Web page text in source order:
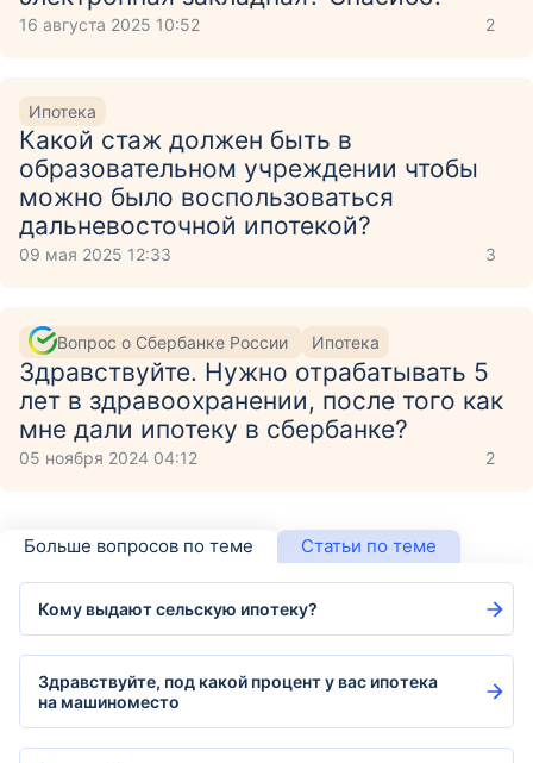
16 августа 2025 10:52 2
Ипотека
Какой стаж должен быть в
образовательном учреждении чтобы
можно было воспользоваться
дальневосточной ипотекой?
09 мая 2025 12:33 3
Вопрос о Сбербанке России Ипотека
Здравствуйте. Нужно отрабатывать 5
лет в здравоохранении, после того как
мне дали ипотеку в сбербанке?
05 ноября 2024 04:12 2
Больше вопросов по теме Статьи по теме
Кому выдают сельскую ипотеку?
Здравствуйте, под какой процент у вас ипотека
на машиноместо